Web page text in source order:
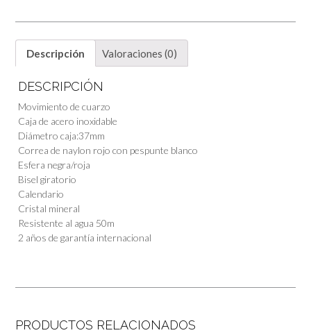
Descripción Valoraciones (0)
DESCRIPCIÓN
Movimiento de cuarzo
Caja de acero inoxidable
Diámetro caja:37mm
Correa de naylon rojo con pespunte blanco
Esfera negra/roja
Bisel giratorio
Calendario
Cristal mineral
Resistente al agua 50m
2 años de garantía internacional
PRODUCTOS RELACIONADOS